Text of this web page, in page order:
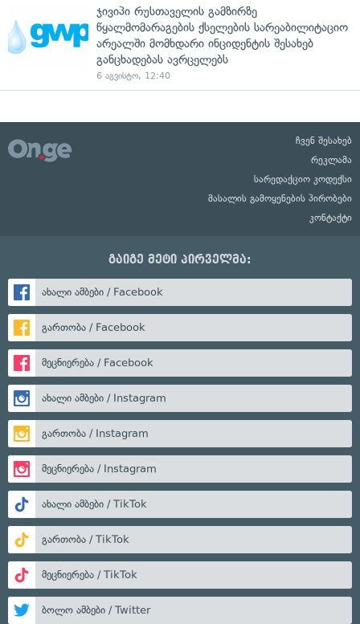
ჯივიპი რუსთაველის გამზირზე
წყალმომარაგების ქსელების სარეაბილიტაციო
არეალში მომხდარი ინციდენტის შესახებ
განცხადებას ავრცელებს
6 აგვისტო, 12:40
ჩვენ შესახებ
რეკლამა
სარედაქციო კოდექსი
მასალის გამოყენების პირობები
კონტაქტი
გაიგე მეტი პირველმა:
ახალი ამბები / Facebook
გართობა / Facebook
მეცნიერება / Facebook
ახალი ამბები / Instagram
გართობა / Instagram
მეცნიერება / Instagram
ახალი ამბები / TikTok
გართობა / TikTok
მეცნიერება / TikTok
ბოლო ამბები / Twitter